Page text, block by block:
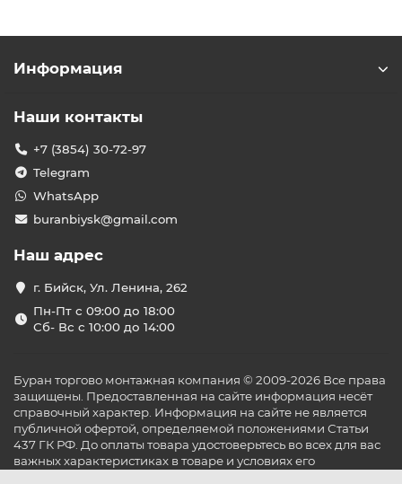
Информация
Наши контакты
+7 (3854) 30-72-97
Telegram
WhatsApp
buranbiysk@gmail.com
Наш адрес
г. Бийск, Ул. Ленина, 262
Пн-Пт с 09:00 до 18:00
Сб- Вс с 10:00 до 14:00
Буран торгово монтажная компания © 2009-2026 Все права
защищены. Предоставленная на сайте информация несёт
справочный характер. Информация на сайте не является
публичной офертой, определяемой положениями Статьи
437 ГК РФ. До оплаты товара удостоверьтесь во всех для вас
важных характеристиках в товаре и условиях его